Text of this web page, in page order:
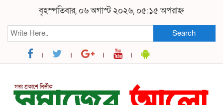
বৃহস্পতিবার, ০৬ অগাস্ট ২০২৬, ০৫:১৫ অপরাহ্ন
Search